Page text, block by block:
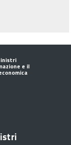
e il